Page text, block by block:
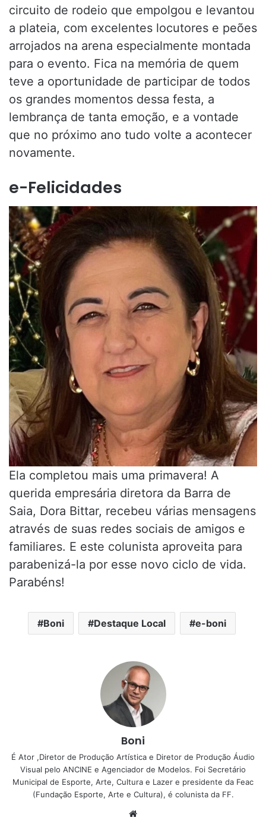
circuito de rodeio que empolgou e levantou
a plateia, com excelentes locutores e peões
arrojados na arena especialmente montada
para o evento. Fica na memória de quem
teve a oportunidade de participar de todos
os grandes momentos dessa festa, a
lembrança de tanta emoção, e a vontade
que no próximo ano tudo volte a acontecer
novamente.
e-Felicidades
Ela completou mais uma primavera! A
querida empresária diretora da Barra de
Saia, Dora Bittar, recebeu várias mensagens
através de suas redes sociais de amigos e
familiares. E este colunista aproveita para
parabenizá-la por esse novo ciclo de vida.
Parabéns!
Boni Destaque Local e-boni
Boni
É Ator ,Diretor de Produção Artística e Diretor de Produção Áudio
Visual pelo ANCINE e Agenciador de Modelos. Foi Secretário
Municipal de Esporte, Arte, Cultura e Lazer e presidente da Feac
(Fundação Esporte, Arte e Cultura), é colunista da FF.